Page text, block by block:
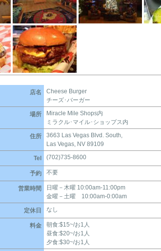
店名
Cheese Burger
チーズ･バーガー
場所
Miracle Mile Shops内
ミラクル･マイル･ショップス内
住所
3663 Las Vegas Blvd. South,
Las Vegas, NV 89109
Tel (702)735-8600
予約 不要
営業時間
日曜－木曜 10:00am-11:00pm
金曜－土曜 10:00am-0:00am
定休日 なし
料金
朝食:$15~/お1人
昼食:$20~/お1人
夕食:$30~/お1人